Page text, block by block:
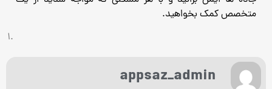
متخصص کمک بخواهید.
appsaz_admin